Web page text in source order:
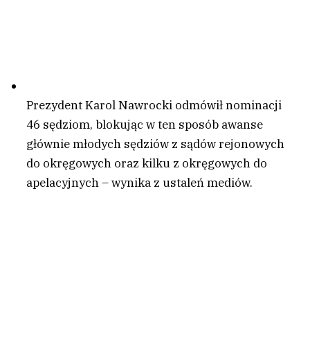
Prezydent Karol Nawrocki odmówił nominacji
46 sędziom, blokując w ten sposób awanse
głównie młodych sędziów z sądów rejonowych
do okręgowych oraz kilku z okręgowych do
apelacyjnych – wynika z ustaleń mediów.